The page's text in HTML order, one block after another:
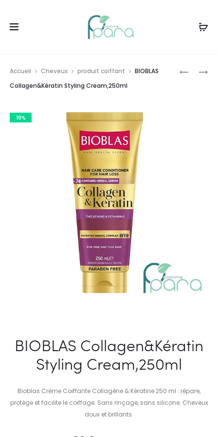
BIOBLAS
BIOBLAS
Accueil Cheveux produit coiffant
BIOBLAS
Collagen&Kératin Styling Cream,250ml
10%
BIOBLAS Collagen&Kératin
Styling Cream,250ml
Bioblas Crème Coiffante Collagène & Kératine 250 ml : répare,
protège et facilite le coiffage. Sans rinçage, sans silicone. Cheveux
doux et brillants.